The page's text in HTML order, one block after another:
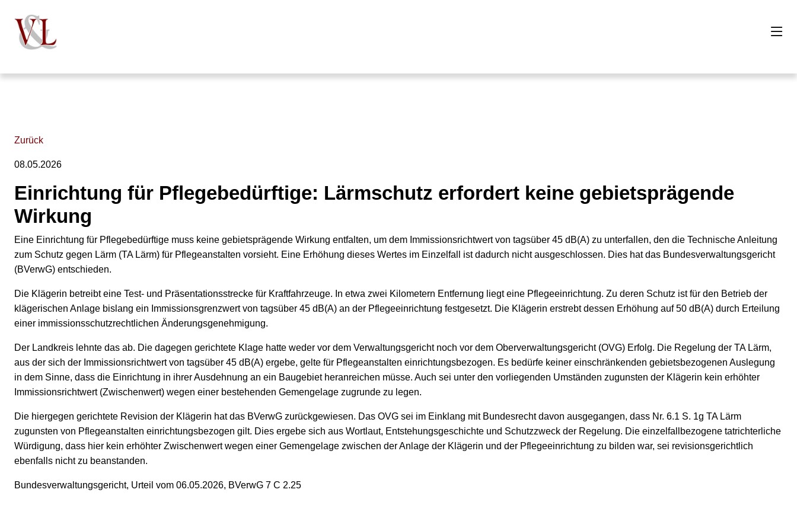
Zurück
08.05.2026
Einrichtung für Pflegebedürftige: Lärmschutz erfordert keine gebietsprägende
Wirkung
Eine Einrichtung für Pflegebedürftige muss keine gebietsprägende Wirkung entfalten, um dem Immissionsrichtwert von tagsüber 45 dB(A) zu unterfallen, den die Technische Anleitung
zum Schutz gegen Lärm (TA Lärm) für Pflegeanstalten vorsieht. Eine Erhöhung dieses Wertes im Einzelfall ist dadurch nicht ausgeschlossen. Dies hat das Bundesverwaltungsgericht
(BVerwG) entschieden.
Die Klägerin betreibt eine Test- und Präsentationsstrecke für Kraftfahrzeuge. In etwa zwei Kilometern Entfernung liegt eine Pflegeeinrichtung. Zu deren Schutz ist für den Betrieb der
klägerischen Anlage bislang ein Immissionsgrenzwert von tagsüber 45 dB(A) an der Pflegeeinrichtung festgesetzt. Die Klägerin erstrebt dessen Erhöhung auf 50 dB(A) durch Erteilung
einer immissionsschutzrechtlichen Änderungsgenehmigung.
Der Landkreis lehnte das ab. Die dagegen gerichtete Klage hatte weder vor dem Verwaltungsgericht noch vor dem Oberverwaltungsgericht (OVG) Erfolg. Die Regelung der TA Lärm,
aus der sich der Immissionsrichtwert von tagsüber 45 dB(A) ergebe, gelte für Pflegeanstalten einrichtungsbezogen. Es bedürfe keiner einschränkenden gebietsbezogenen Auslegung
in dem Sinne, dass die Einrichtung in ihrer Ausdehnung an ein Baugebiet heranreichen müsse. Auch sei unter den vorliegenden Umständen zugunsten der Klägerin kein erhöhter
Immissionsrichtwert (Zwischenwert) wegen einer bestehenden Gemengelage zugrunde zu legen.
Die hiergegen gerichtete Revision der Klägerin hat das BVerwG zurückgewiesen. Das OVG sei im Einklang mit Bundesrecht davon ausgegangen, dass Nr. 6.1 S. 1g TA Lärm
zugunsten von Pflegeanstalten einrichtungsbezogen gilt. Dies ergebe sich aus Wortlaut, Entstehungsgeschichte und Schutzzweck der Regelung. Die einzelfallbezogene tatrichterliche
Würdigung, dass hier kein erhöhter Zwischenwert wegen einer Gemengelage zwischen der Anlage der Klägerin und der Pflegeeinrichtung zu bilden war, sei revisionsgerichtlich
ebenfalls nicht zu beanstanden.
Bundesverwaltungsgericht, Urteil vom 06.05.2026, BVerwG 7 C 2.25